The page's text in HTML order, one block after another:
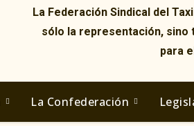
La Federación Sindical del
sólo la representación,
para
La Confederación